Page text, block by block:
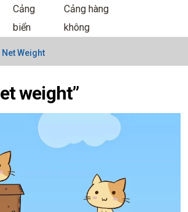
Cảng
biển
Cảng hàng
không
Net Weight
weight”